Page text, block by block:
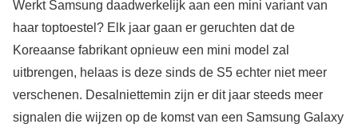
Werkt Samsung daadwerkelijk aan een mini variant van
haar toptoestel? Elk jaar gaan er geruchten dat de
Koreaanse fabrikant opnieuw een mini model zal
uitbrengen, helaas is deze sinds de S5 echter niet meer
verschenen. Desalniettemin zijn er dit jaar steeds meer
signalen die wijzen op de komst van een Samsung Galaxy